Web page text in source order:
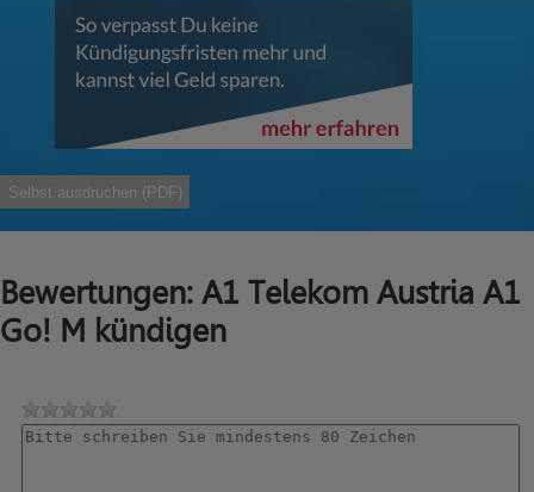
Selbst ausdruchen (PDF)
Bewertungen: A1 Telekom Austria A1
Go! M kündigen